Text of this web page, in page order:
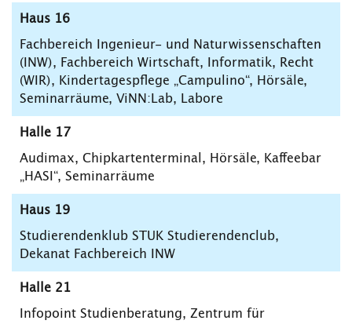
Haus 16
Fachbereich Ingenieur- und Naturwissenschaften
(INW), Fachbereich Wirtschaft, Informatik, Recht
(WIR), Kindertagespflege „Campulino“, Hörsäle,
Seminarräume, ViNN:Lab, Labore
Halle 17
Audimax, Chipkartenterminal, Hörsäle, Kaffeebar
„HASI“, Seminarräume
Haus 19
Studierendenklub STUK Studierendenclub,
Dekanat Fachbereich INW
Halle 21
Infopoint Studienberatung, Zentrum für